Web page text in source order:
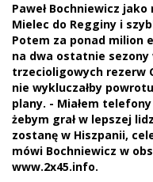
Paweł Bochniewicz
Mielec do Regginy i
Potem za ponad milion
na dwa ostatnie sezony
trzecioligowych rezerw
nie wykluczałby
plany. - Miałem
żebym grał w lepszej
zostanę w Hiszpanii,
mówi Bochniewicz w
www.2x45.info.